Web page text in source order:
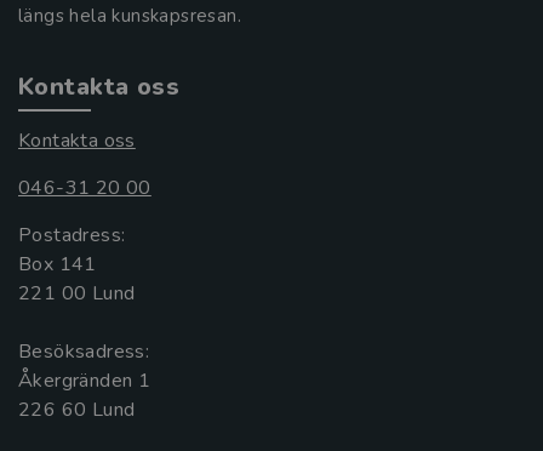
längs hela kunskapsresan.
Kontakta oss
Kontakta oss
046-31 20 00
Postadress:
Box 141
221 00 Lund
Besöksadress:
Åkergränden 1